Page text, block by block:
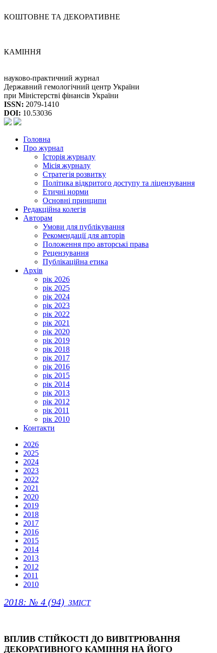
КОШТОВНЕ ТА ДЕКОРАТИВНЕ
КАМІННЯ
науково-практичний журнал
Державний гемологічний центр України
при Міністерстві фінансів України
ISSN: 2079-1410
DOI: 10.53036
Головна
Про журнал
Історія журналу
Місія журналу
Стратегія розвитку
Політика відкритого доступу та ліцензування
Етичні норми
Основні принципи
Редакційна колегія
Авторам
Умови для публікування
Рекомендації для авторів
Положення про авторські права
Рецензування
Публікаційна етика
Архів
рік 2026
рік 2025
рік 2024
рік 2023
рік 2022
рік 2021
рік 2020
рік 2019
рік 2018
рік 2017
рік 2016
рік 2015
рік 2014
рік 2013
рік 2012
рік 2011
рік 2010
Контакти
2026
2025
2024
2023
2022
2021
2020
2019
2018
2017
2016
2015
2014
2013
2012
2011
2010
2018: № 4 (94) ЗМІСТ
ВПЛИВ СТІЙКОСТІ ДО ВИВІТРЮВАННЯ
ДЕКОРАТИВНОГО КАМІННЯ НА ЙОГО